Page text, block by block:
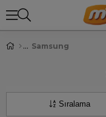
Samsung
Sıralama